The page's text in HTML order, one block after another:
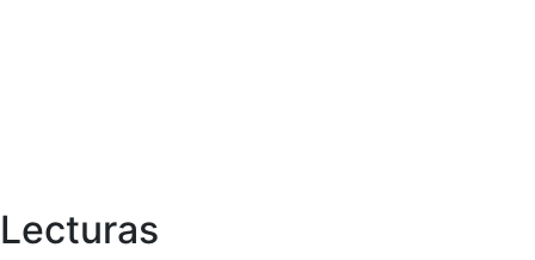
Lecturas